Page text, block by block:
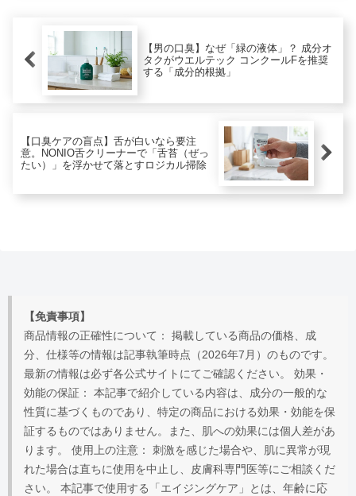
【男の口臭】なぜ「緑の液体」？ 成分オ
タクがウエルテック コンクールFを推奨
する「成分的根拠」
【口臭ケアの盲点】舌が白いなら要注
意。NONIO舌クリーナーで「舌苔（ぜっ
たい）」を浮かせて落とすロジカル掃除
【免責事項】
商品情報の正確性について： 掲載している商品の価格、成
分、仕様等の情報は記事執筆時点（2026年7月）のものです。
最新の情報は必ず各公式サイトにてご確認ください。 効果・
効能の保証： 本記事で紹介している内容は、成分の一般的な
性質に基づくものであり、特定の商品における効果・効能を保
証するものではありません。また、肌への効果には個人差があ
ります。 使用上の注意： 刺激を感じた場合や、肌に異常が現
れた場合は直ちに使用を中止し、皮膚科専門医等にご相談くだ
さい。 本記事で使用する「エイジングケア」とは、年齢に応